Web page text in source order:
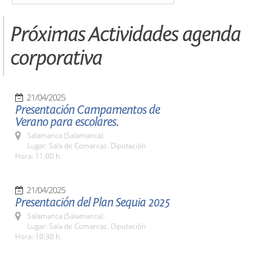
Próximas Actividades agenda
corporativa
21/04/2025
Presentación Campamentos de
Verano para escolares.
Salamanca (Salamanca)
Lugar: Sala de Comarcas. Diputación
Hora: 11:00 h.
21/04/2025
Presentación del Plan Sequia 2025
Salamanca (Salamanca)
Lugar: Sala de Comarcas. Diputación
Hora: 10:30 h.